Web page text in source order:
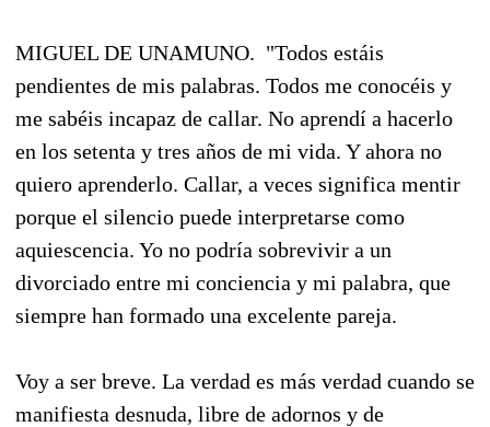
MIGUEL DE UNAMUNO.  "Todos estáis
pendientes de mis palabras. Todos me conocéis y
me sabéis incapaz de callar. No aprendí a hacerlo
en los setenta y tres años de mi vida. Y ahora no
quiero aprenderlo. Callar, a veces significa mentir
porque el silencio puede interpretarse como
aquiescencia. Yo no podría sobrevivir a un
divorciado entre mi conciencia y mi palabra, que
siempre han formado una excelente pareja.
Voy a ser breve. La verdad es más verdad cuando se
manifiesta desnuda, libre de adornos y de